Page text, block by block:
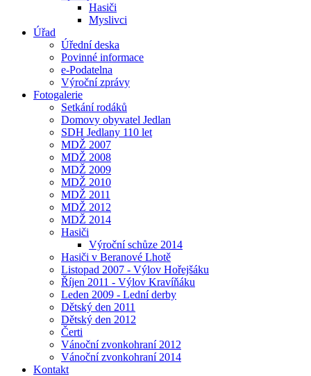
Hasiči
Myslivci
Úřad
Úřední deska
Povinné informace
e-Podatelna
Výroční zprávy
Fotogalerie
Setkání rodáků
Domovy obyvatel Jedlan
SDH Jedlany 110 let
MDŽ 2007
MDŽ 2008
MDŽ 2009
MDŽ 2010
MDŽ 2011
MDŽ 2012
MDŽ 2014
Hasiči
Výroční schůze 2014
Hasiči v Beranové Lhotě
Listopad 2007 - Výlov Hořejšáku
Říjen 2011 - Výlov Kravíňáku
Leden 2009 - Lední derby
Dětský den 2011
Dětský den 2012
Čerti
Vánoční zvonkohraní 2012
Vánoční zvonkohraní 2014
Kontakt